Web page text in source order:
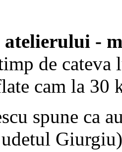
atelierului -
de cateva
cam la 30
spune ca